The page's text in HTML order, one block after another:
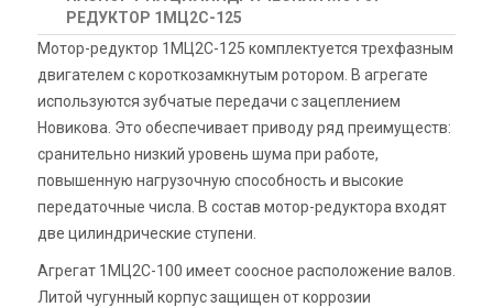
РЕДУКТОР 1МЦ2С-125
Мотор-редуктор 1МЦ2С-125 комплектуется трехфазным
двигателем с короткозамкнутым ротором. В агрегате
используются зубчатые передачи с зацеплением
Новикова. Это обеспечивает приводу ряд преимуществ:
сранительно низкий уровень шума при работе,
повышенную нагрузочную способность и высокие
передаточные числа. В состав мотор-редуктора входят
две цилиндрические ступени.
Агрегат 1МЦ2С-100 имеет соосное расположение валов.
Литой чугунный корпус защищен от коррозии